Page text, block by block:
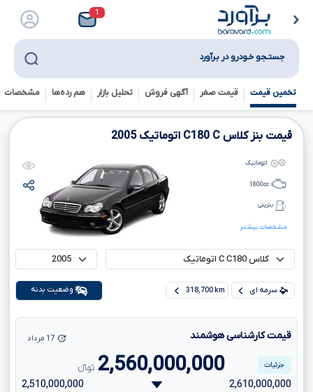
1
جستـجو خـودرو در بـرآورد
تخمین قیمت قیمت صفر آگهی فروش تحلیل بازار هم رده‌ها‌ مشخصات
قیمت بنز کلاس C
C180 اتوماتیک2005
مشخصات بیشتر
اتوماتیک
1800cc
بنزینی
سرمه ای 318,700 km وضعیت بدنه
قیمت کارشناسی هوشمند
2,560,000,000 تومانءءء
17 مرداد
جزئیات
2,610,000,000
2,510,000,000